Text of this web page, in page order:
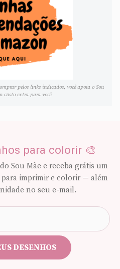
pelos links indicados, você apoia o Sou
custo extra para você.
para colorir 🎨
Sou Mãe e receba grátis um
imprimir e colorir — além
no seu e-mail.
e-
mail
DESENHOS